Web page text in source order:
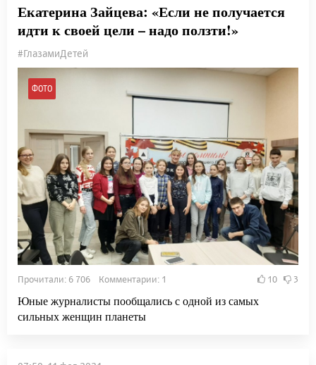
Екатерина Зайцева: «Если не получается
идти к своей цели – надо ползти!»
#ГлазамиДетей
ФОТО
Прочитали: 6 706 Комментарии: 1 10 3
Юные журналисты пообщались с одной из самых
сильных женщин планеты